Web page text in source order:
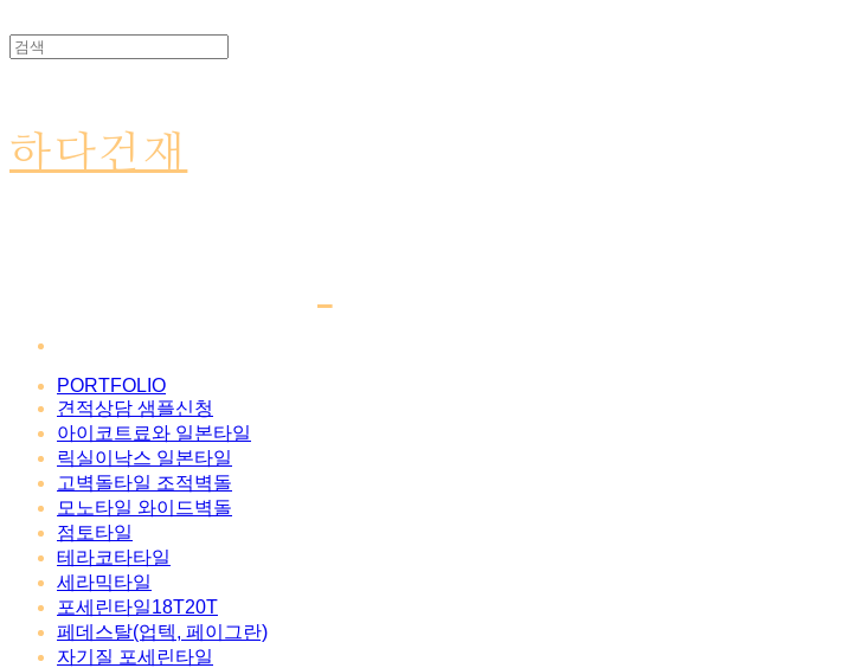
하다건재
PORTFOLIO
견적상담 샘플신청
아이코트료와 일본타일
릭실이낙스 일본타일
고벽돌타일 조적벽돌
모노타일 와이드벽돌
점토타일
테라코타타일
세라믹타일
포세린타일18T20T
페데스탈(업텍, 페이그란)
자기질 포세린타일